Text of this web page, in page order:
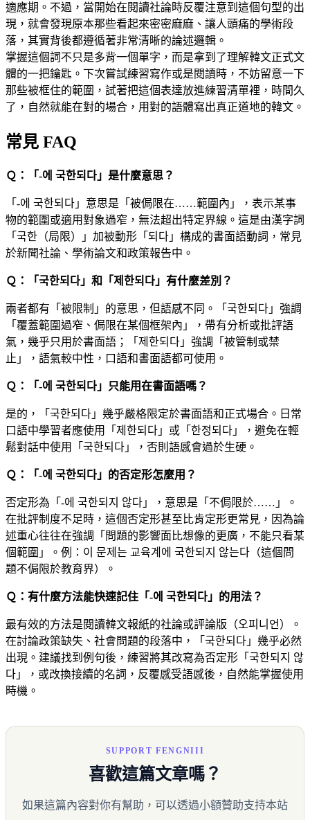
適應期。不過，當開始在閱讀社論時反覆注意到這個句型的出
現，就會發現原本那些看起來密密麻麻、讓人頭痛的學術段
落，其實背後都遵循著非常清晰的論述邏輯。
掌握這個詞不只是多背一個單字，而是拿到了理解韓文正式文
體的一把鑰匙。下次嘗試練習寫作或是閱讀時，不妨留意一下
那些被框住的範圍，試著把這個表達放進練習清單裡，時間久
了，自然就能在對的場合，用對的語體寫出真正道地的韓文。
常見 FAQ
Ｑ：「-에 국한되다」是什麼意思？
「-에 국한되다」意思是「被侷限在……範圍內」，表示某事
物的範圍或適用對象過窄，無法超出特定界線。這是由漢字詞
「국한（局限）」加被動形「되다」構成的書面語動詞，常見
於新聞社論、學術論文和政策報告中。
Ｑ：「국한되다」和「제한되다」有什麼差別？
兩者都有「被限制」的意思，但語感不同。「국한되다」強調
「覆蓋範圍過窄、侷限在某個框架內」，帶有分析或批評語
氣，幾乎只用於書面語；「제한되다」強調「被管制或禁
止」，語氣較中性，口語和書面語都可使用。
Ｑ：「-에 국한되다」只能用在書面語嗎？
是的，「국한되다」幾乎嚴格限定於書面語和正式場合。日常
口語中學習者應使用「제한되다」或「한정되다」，避免在輕
鬆對話中使用「국한되다」，否則語感會過於生硬。
Ｑ：「-에 국한되다」的否定形怎麼用？
否定形為「-에 국한되지 않다」，意思是「不侷限於……」。
在批評制度不足時，這個否定形甚至比肯定形更常見，因為論
述重心往往在強調「問題的影響面比想像的更廣，不能只看某
個範圍」。例：이 문제는 교육계에 국한되지 않는다（這個問
題不侷限於教育界）。
Ｑ：有什麼方法能快速記住「-에 국한되다」的用法？
最有效的方法是閱讀韓文報紙的社論或評論版（오피니언）。
在討論政策缺失、社會問題的段落中，「국한되다」幾乎必然
出現。建議找到例句後，練習將其改寫為否定形「국한되지 않
다」，或改換接續的名詞，反覆感受語感後，自然能掌握使用
時機。
SUPPORT FENGNIII
喜歡這篇文章嗎？
如果這篇內容對你有幫助，可以透過小額贊助支持本站